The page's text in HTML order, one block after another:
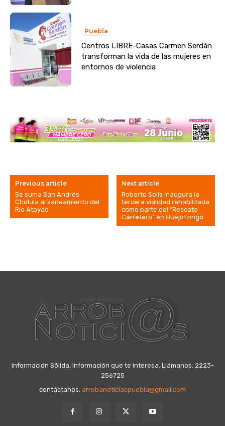
Puebla
Centros LIBRE-Casas Carmen Serdán
transforman la vida de las mujeres en
entornos de violencia
Previous article
Se suma San Andrés
Cholula al saneamiento del
Río Atoyac
Next article
Roberto Solís inaugura la
tercera vialidad rehabilitada
como parte del “Rescate
Carretero” en Huejotzingo
información Sólida, Información que te interesa. Llámanos: 2223-
256725
contáctanos: arrobanoticiaspuebla@gmail.com